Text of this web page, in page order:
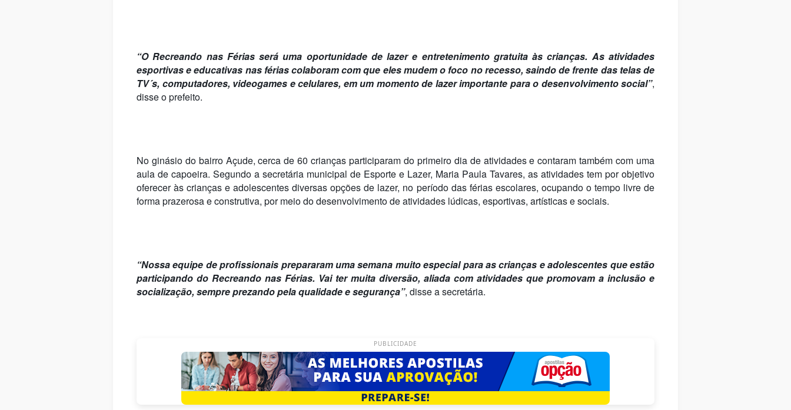
“O Recreando nas Férias será uma oportunidade de lazer e entretenimento gratuita às crianças. As atividades
esportivas e educativas nas férias colaboram com que eles mudem o foco no recesso, saindo de frente das telas de
TV´s, computadores, videogames e celulares, em um momento de lazer importante para o desenvolvimento social”,
disse o prefeito.
No ginásio do bairro Açude, cerca de 60 crianças participaram do primeiro dia de atividades e contaram também com uma
aula de capoeira. Segundo a secretária municipal de Esporte e Lazer, Maria Paula Tavares, as atividades tem por objetivo
oferecer às crianças e adolescentes diversas opções de lazer, no período das férias escolares, ocupando o tempo livre de
forma prazerosa e construtiva, por meio do desenvolvimento de atividades lúdicas, esportivas, artísticas e sociais.
“Nossa equipe de profissionais prepararam uma semana muito especial para as crianças e adolescentes que estão
participando do Recreando nas Férias. Vai ter muita diversão, aliada com atividades que promovam a inclusão e
socialização, sempre prezando pela qualidade e segurança”, disse a secretária.
PUBLICIDADE